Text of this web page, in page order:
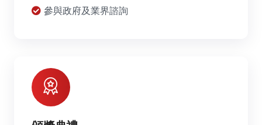
參與政府及業界諮詢